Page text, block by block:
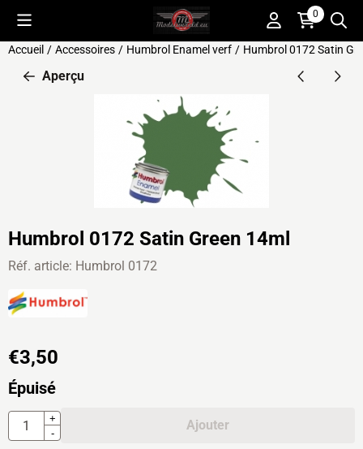
Préférences de cookies disponibles. Choisissez les paramètres
0
Accueil / Accessoires / Humbrol Enamel verf / Humbrol 0172 Satin
Aperçu
Humbrol 0172 Satin Green 14ml
Réf. article: Humbrol 0172
€3,50
Épuisé
Quantité
+
-
Ajouter